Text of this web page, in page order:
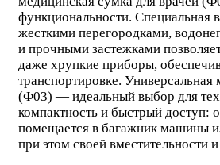
функциональности. Специальная
жесткими перегородками,
и прочными застежками
даже хрупкие приборы,
транспортировке.
(Ф03) — идеальный выбор для тех,
компактность и быстрый доступ:
помещается в багажник машины
при этом своей вместительности